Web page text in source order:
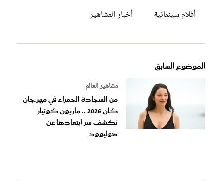
أفلام سينمائية أخبار المشاهير
الموضوع السابق
مشاهير العالم
من السجادة الحمراء في مهرجان
كان 2026 .. ماريون كوتيار
تكشف سر ابتعادها عن
هوليوود